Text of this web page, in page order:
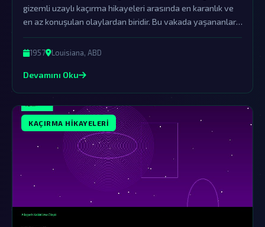
gizemli uzaylı kaçırma hikayeleri arasında en karanlık ve
en az konuşulan olaylardan biridir. Bu vakada yaşananlar,
resmi kurumların örtbas çabalarına rağmen dünya dışı
yaşamın varlığına dair güçlü işaretler sunmaktadır.
1957 Louisiana, ABD
Devamını Oku
KAÇIRMA HIKAYELERI